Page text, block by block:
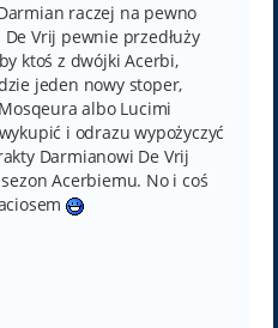
raczej na pewno
Vrij pewnie przedłuży
ktoś z dwójki Acerbi,
jeden nowy stoper,
albo Lucimi
i odrazu wypożyczyć
Darmianowi De Vrij
Acerbiemu. No i coś